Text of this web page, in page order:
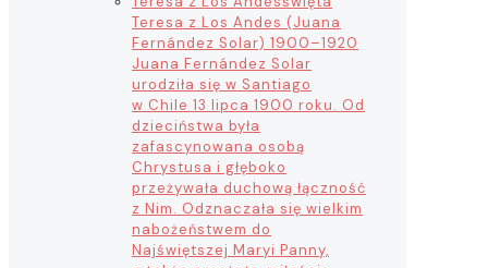
Teresa z Los Andes (Juana
Fernández Solar) 1900–1920
Juana Fernández Solar
urodziła się w Santiago
w Chile 13 lipca 1900 roku. Od
dzieciństwa była
zafascynowana osobą
Chrystusa i głęboko
przeżywała duchową łączność
z Nim. Odznaczała się wielkim
nabożeństwem do
Najświętszej Maryi Panny,